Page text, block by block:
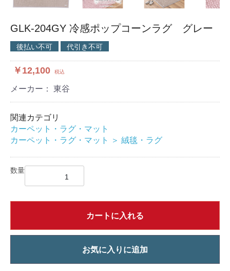
GLK-204GY 冷感ポップコーンラグ グレー
後払い不可 代引き不可
￥12,100 税込
メーカー： 東谷
関連カテゴリ
カーペット・ラグ・マット
カーペット・ラグ・マット
＞ 絨毯・ラグ
数量
カートに入れる
お気に入りに追加